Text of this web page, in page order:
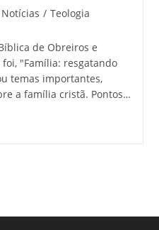
Notícias / Teologia
de Obreiros e
"Família: resgatando
temas importantes,
a família cristã. Pontos…